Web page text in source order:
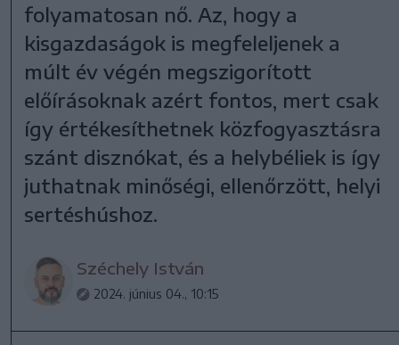
folyamatosan nő. Az, hogy a
kisgazdaságok is megfeleljenek a
múlt év végén megszigorított
előírásoknak azért fontos, mert csak
így értékesíthetnek közfogyasztásra
szánt disznókat, és a helybéliek is így
juthatnak minőségi, ellenőrzött, helyi
sertéshúshoz.
Széchely István
2024. június 04., 10:15